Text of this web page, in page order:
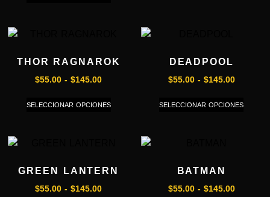
THOR RAGNAROK
$55.00 - $145.00
SELECCIONAR OPCIONES
DEADPOOL
$55.00 - $145.00
SELECCIONAR OPCIONES
GREEN LANTERN
$55.00 - $145.00
BATMAN
$55.00 - $145.00